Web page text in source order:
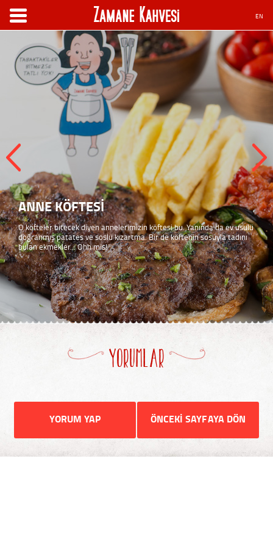
EN
ANNE KÖFTESİ
O köfteler bitecek diyen annelerimizin köftesi bu. Yanında da ev usulü
doğranmış patates ve soslu kızartma. Bir de köftenin sosuyla tadını
bulan ekmekler... Ohh mis!
YORUMLAR
YORUM YAP ÖNCEKİ SAYFAYA DÖN